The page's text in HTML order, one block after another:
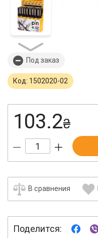
Под заказ
Код: 1502020-02
103.2₴
В сравнения
Поделится: